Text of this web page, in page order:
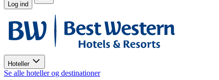
Log ind
Hoteller
Se alle hoteller og destinationer